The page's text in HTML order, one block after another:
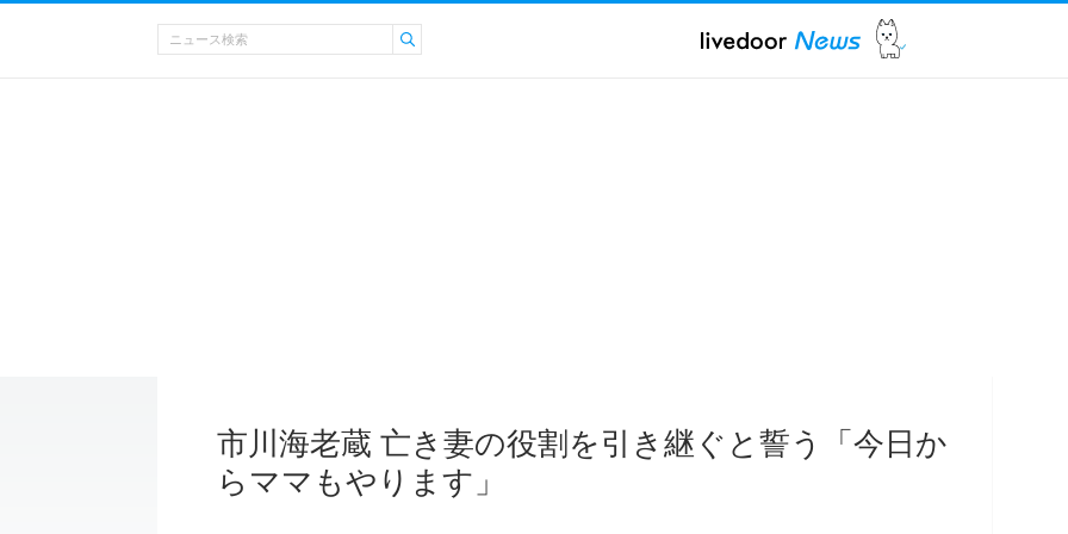
市川海老蔵 亡き妻の役割を引き継ぐと誓う「今日か
らママもやります」